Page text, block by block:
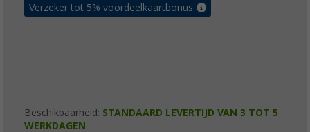
Verzeker tot 5% voordeelkaartbonus
Beschikbaarheid: STANDAARD LEVERTIJD VAN 3 TOT 5
WERKDAGEN